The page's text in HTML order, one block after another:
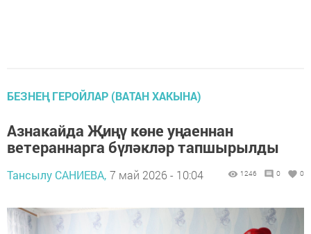
БЕЗНЕҢ ГЕРОЙЛАР (ВАТАН ХАКЫНА)
Азнакайда Җиңү көне уңаеннан
ветераннарга бүләкләр тапшырылды
Тансылу САНИЕВА, 7 май 2026 - 10:04 1246 0 0